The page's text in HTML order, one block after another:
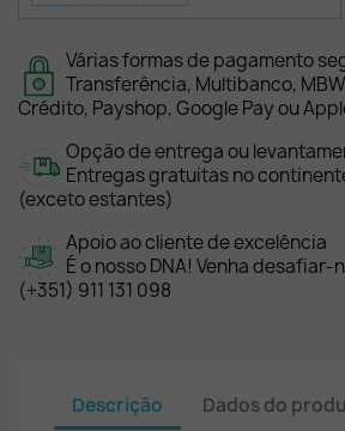
Várias formas de pagamento
Transferência, Multibanco,
Crédito, Payshop, Google Pay ou
Opção de entrega ou
Entregas gratuitas no
(exceto estantes)
Apoio ao cliente de excelência
É o nosso DNA! Venha
(+351) 911 131 098
Descrição Dados do